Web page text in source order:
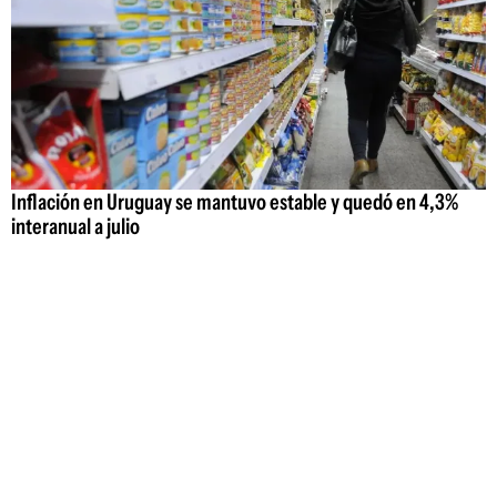
Inflación en Uruguay se mantuvo estable y quedó en 4,3%
interanual a julio